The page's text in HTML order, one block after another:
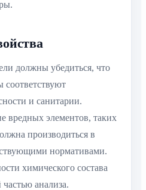
должны убедиться, что
соответствуют
и санитарии.
вредных элементов, таких
производиться в
нормативами.
химического состава
анализа.